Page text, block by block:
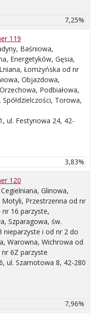
7,25%
119
Baśniowa,
Energetyków, Gęsia,
Łomżyńska od nr
Objazdowa,
Podbiałowa,
Torowa,
ul. Festynowa 24, 42-
3,83%
120
Glinowa,
Motyli, Przestrzenna od nr
16 parzyste,
Szparagowa, św.
nieparzyste i od nr 2 do
Warowna, Wichrowa od
6Z parzyste
ul. Szamotowa 8, 42-280
7,96%